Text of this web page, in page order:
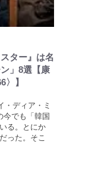
ター』は名
」8選【康
】
・ディア・ミ
今でも「韓国
る。とにか
った。そこ